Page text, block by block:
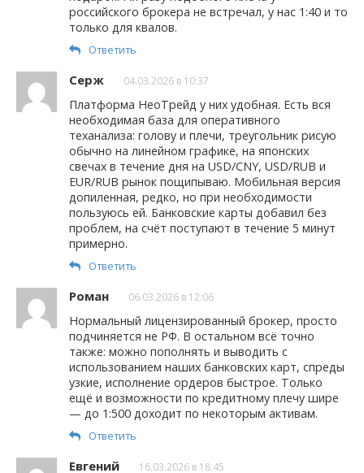
российского брокера не встречал, у нас 1:40 и то
только для квалов.
Ответить
Серж 04.03.2026 в 10:37
Платформа НеоТрейд у них удобная. Есть вся
необходимая база для оперативного
теханализа: голову и плечи, треугольник рисую
обычно на линейном графике, на японских
свечах в течение дня на USD/CNY, USD/RUB и
EUR/RUB рынок пощипываю. Мобильная версия
допиленная, редко, но при необходимости
пользуюсь ей. Банковские карты добавил без
проблем, на счёт поступают в течение 5 минут
примерно.
Ответить
Роман 06.03.2026 в 12:06
Нормальный лицензированный брокер, просто
подчиняется не РФ. В остальном всё точно
также: можно пополнять и выводить с
использованием наших банковских карт, спреды
узкие, исполнение ордеров быстрое. Только
ещё и возможности по кредитному плечу шире
— до 1:500 доходит по некоторым активам.
Ответить
Евгений 16.03.2026 в 18:45